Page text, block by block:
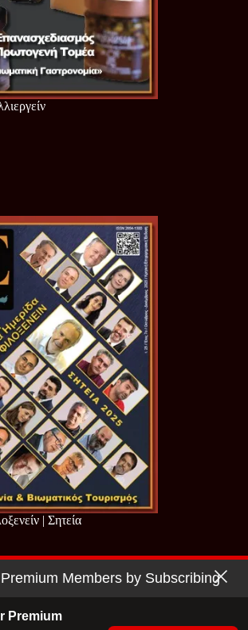
| Σητεία
Business | Κρητών Επιχειρείν
Members by Subscribing
Premium